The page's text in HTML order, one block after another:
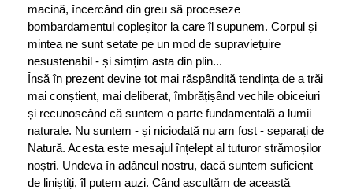
macină, încercând din greu să proceseze
bombardamentul copleșitor la care îl supunem. Corpul și
mintea ne sunt setate pe un mod de supraviețuire
nesustenabil - și simțim asta din plin...
Însă în prezent devine tot mai răspândită tendința de a trăi
mai conștient, mai deliberat, îmbrățișând vechile obiceiuri
și recunoscând că suntem o parte fundamentală a lumii
naturale. Nu suntem - și niciodată nu am fost - separați de
Natură. Acesta este mesajul înțelept al tuturor strămoșilor
noștri. Undeva în adâncul nostru, dacă suntem suficient
de liniștiți, îl putem auzi. Când ascultăm de această